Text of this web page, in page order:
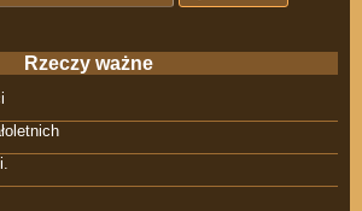
Rzeczy ważne